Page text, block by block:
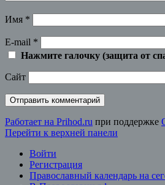
Имя *
E-mail *
Нажмите галочку (защита от
Сайт
Работает на Prihod.ru при поддержке
Перейти к верхней панели
Войти
Регистрация
Православный календарь на